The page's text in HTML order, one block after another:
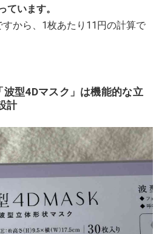
ています。
から、1枚あたり11円の計算で
波型4Dマスク」は機能的な立
計